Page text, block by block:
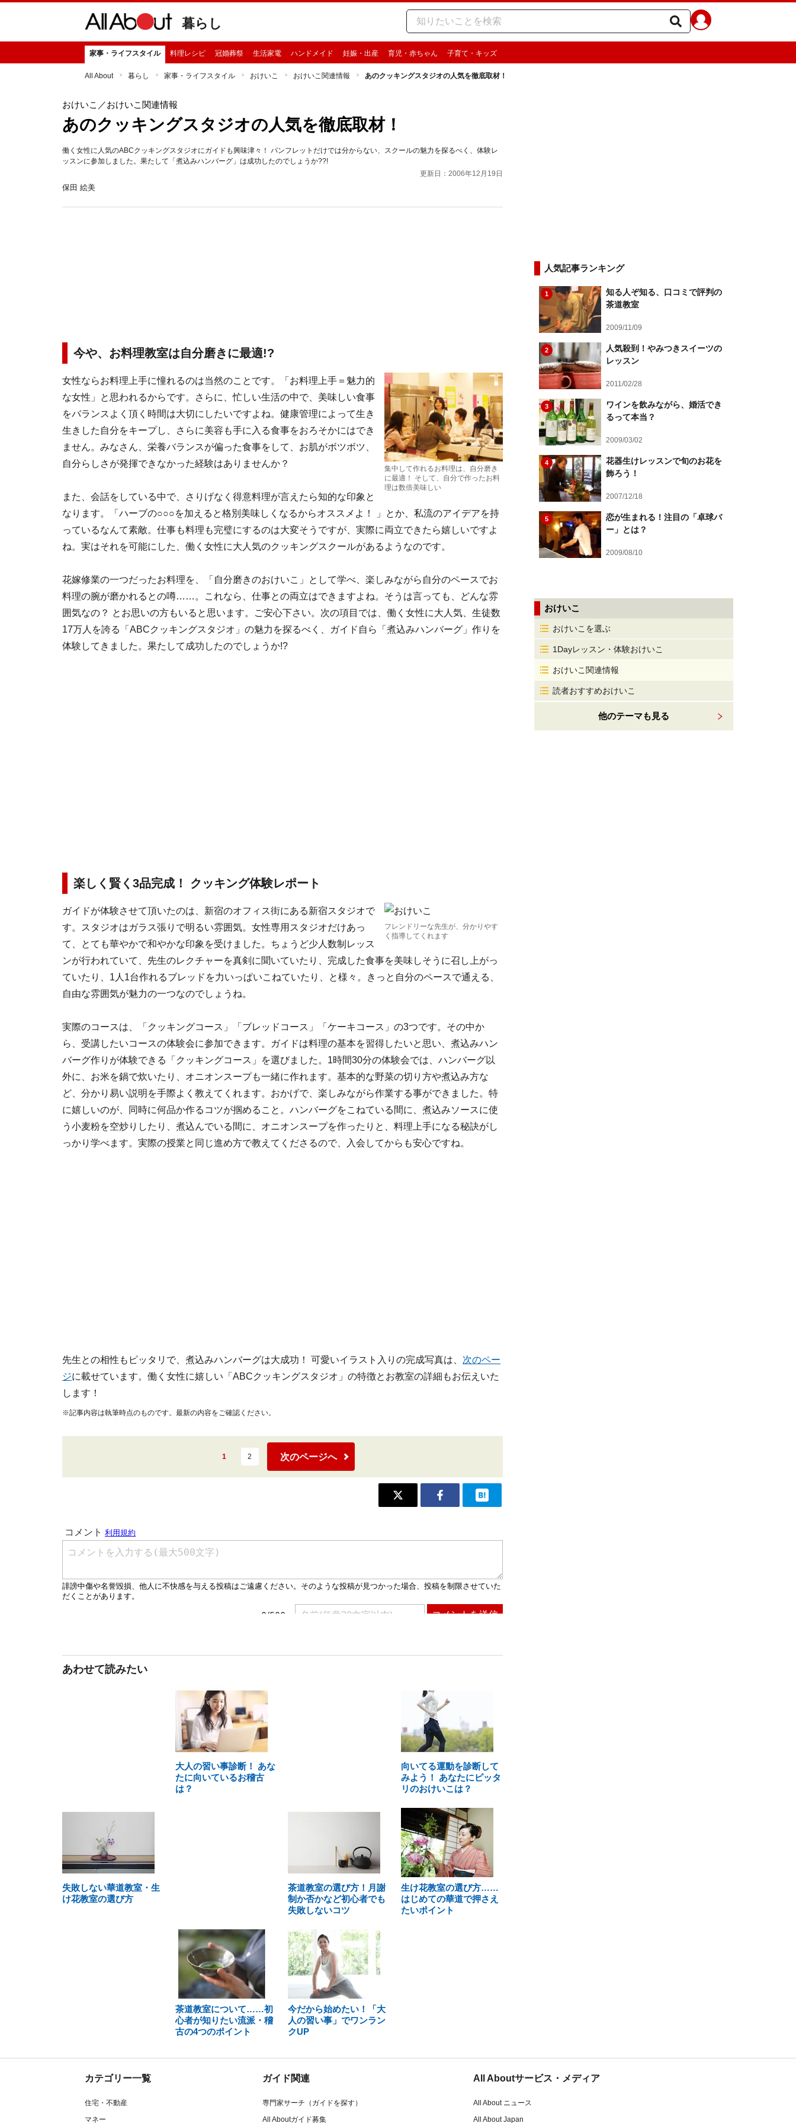
暮らし
家事・ライフスタイル 料理レシピ 冠婚葬祭 生活家電 ハンドメイド 妊娠・出産 育児・赤ちゃん 子育て・キッズ
All About 暮らし 家事・ライフスタイル おけいこ おけいこ関連情報 あのクッキングスタジオの人気を徹底取材！
おけいこ ／おけいこ関連情報
あのクッキングスタジオの人気を徹底取材！
働く女性に人気のABCクッキングスタジオにガイドも興味津々！ パンフレットだけでは分からない、スクールの魅力を探るべく、体験レ
ッスンに参加しました。果たして「煮込みハンバーグ」は成功したのでしょうか??!
更新日：2006年12月19日
保田 絵美
今や、お料理教室は自分磨きに最適!?
集中して作れるお料理は、自分磨き
に最適！ そして、自分で作ったお料
理は数倍美味しい
女性ならお料理上手に憧れるのは当然のことです。「お料理上手＝魅力的
な女性」と思われるからです。さらに、忙しい生活の中で、美味しい食事
をバランスよく頂く時間は大切にしたいですよね。健康管理によって生き
生きした自分をキープし、さらに美容も手に入る食事をおろそかにはでき
ません。みなさん、栄養バランスが偏った食事をして、お肌がボツボツ、
自分らしさが発揮できなかった経験はありませんか？
また、会話をしている中で、さりげなく得意料理が言えたら知的な印象と
なります。「ハーブの○○○を加えると格別美味しくなるからオススメよ！ 」とか、私流のアイデアを持
っているなんて素敵。仕事も料理も完璧にするのは大変そうですが、実際に両立できたら嬉しいですよ
ね。実はそれを可能にした、働く女性に大人気のクッキングスクールがあるようなのです。
花嫁修業の一つだったお料理を、「自分磨きのおけいこ」として学べ、楽しみながら自分のペースでお
料理の腕が磨かれるとの噂……。これなら、仕事との両立はできますよね。そうは言っても、どんな雰
囲気なの？ とお思いの方もいると思います。ご安心下さい。次の項目では、働く女性に大人気、生徒数
17万人を誇る「ABCクッキングスタジオ」の魅力を探るべく、ガイド自ら「煮込みハンバーグ」作りを
体験してきました。果たして成功したのでしょうか!?
楽しく賢く3品完成！ クッキング体験レポート
フレンドリーな先生が、分かりやす
く指導してくれます
ガイドが体験させて頂いたのは、新宿のオフィス街にある新宿スタジオで
す。スタジオはガラス張りで明るい雰囲気。女性専用スタジオだけあっ
て、とても華やかで和やかな印象を受けました。ちょうど少人数制レッス
ンが行われていて、先生のレクチャーを真剣に聞いていたり、完成した食事を美味しそうに召し上がっ
ていたり、1人1台作れるブレッドを力いっぱいこねていたり、と様々。きっと自分のペースで通える、
自由な雰囲気が魅力の一つなのでしょうね。
実際のコースは、「クッキングコース」「ブレッドコース」「ケーキコース」の3つです。その中か
ら、受講したいコースの体験会に参加できます。ガイドは料理の基本を習得したいと思い、煮込みハン
バーグ作りが体験できる「クッキングコース」を選びました。1時間30分の体験会では、ハンバーグ以
外に、お米を鍋で炊いたり、オニオンスープも一緒に作れます。基本的な野菜の切り方や煮込み方な
ど、分かり易い説明を手際よく教えてくれます。おかげで、楽しみながら作業する事ができました。特
に嬉しいのが、同時に何品か作るコツが掴めること。ハンバーグをこねている間に、煮込みソースに使
う小麦粉を空炒りしたり、煮込んでいる間に、オニオンスープを作ったりと、料理上手になる秘訣がし
っかり学べます。実際の授業と同じ進め方で教えてくださるので、入会してからも安心ですね。
先生との相性もピッタリで、煮込みハンバーグは大成功！ 可愛いイラスト入りの完成写真は、 次のペー
ジに載せています。働く女性に嬉しい「ABCクッキングスタジオ」の特徴とお教室の詳細もお伝えいた
します！
※記事内容は執筆時点のものです。最新の内容をご確認ください。
1 2 次のページへ
あわせて読みたい
大人の習い事診断！ あな
たに向いているお稽古
は？
向いてる運動を診断して
みよう！ あなたにピッタ
リのおけいこは？
失敗しない華道教室・生
け花教室の選び方
茶道教室の選び方！月謝
制か否かなど初心者でも
失敗しないコツ
生け花教室の選び方……
はじめての華道で押さえ
たいポイント
茶道教室について……初
心者が知りたい流派・稽
古の4つのポイント
今だから始めたい！「大
人の習い事」でワンラン
クUP
人気記事ランキング
1
知る人ぞ知る、口コミで評判の
茶道教室
2009/11/09
2
人気殺到！やみつきスイーツの
レッスン
2011/02/28
3
ワインを飲みながら、婚活でき
るって本当？
2009/03/02
4
花器生けレッスンで旬のお花を
飾ろう！
2007/12/18
5
恋が生まれる！注目の「卓球バ
ー」とは？
2009/08/10
おけいこ
おけいこを選ぶ
1Dayレッスン・体験おけいこ
おけいこ関連情報
読者おすすめおけいこ
他のテーマも見る
カテゴリー一覧
住宅・不動産
マネー
ガイド関連
専門家サーチ（ガイドを探す）
All Aboutガイド募集
All Aboutサービス・メディア
All About ニュース
All About Japan